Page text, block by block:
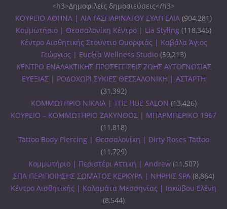
<h3>Δημοφιλείς δημοσιεύσεις</h3>
ΚΟΥΡΕΙΟ ΑΘΗΝΑ | ΛΙΑ ΓΑΣΠΑΡΙΝΑΤΟΥ ΕΥΑΓΓΕΛΙΑ (904,281)
Κομμωτήριο | Θεσσαλονίκη Κέντρο | Lia Styling (118,345)
Κέντρο Αισθητικής Στούντιο Ομορφιάς | Καβάλα Άγιος
Γεώργιος | Ευεξία Wellness Studio (59,213)
ΚΕΝΤΡΟ ΕΝΑΛΑΚΤΙΚΗΣ ΠΡΟΣΕΓΓΙΣΕΙΣ ΖΩΗΣ ΑΥΤΟΓΝΩΣΙΑΣ
ΕΥΕΞΙΑΣ | ΡΟΔΟΧΩΡΙ ΣΥΚΙΕΣ ΘΕΣΣΑΛΟΝΙΚΗ | ΑΣΤΑΡΤΗ
(31,392)
ΚΟΜΜΩΤΗΡΙΟ ΝΙΚΑΙΑ | THE HUE SALON (13,426)
ΚΟΥΡΕΙΟ – ΚΟΜΜΩΤΗΡΙΟ ΖΑΚΥΝΘΟΣ | ΜΠΑΡΜΠΕΡΙΚΟ 1967
(11,818)
Tattoo Body Piercing | Θεσσαλονίκη | Dirty Roses Tattoo
(11,729)
Κομμωτήριο | Περιστέρι Αττική | Andrew (11,507)
ΣΠΑ ΠΕΡΙΠΟΙΗΣΗΣ ΣΩΜΑΤΟΣ ΚΕΡΚΥΡΑ | ΝΗΡΗΙΣ SPA (8,864)
Κέντρο Αισθητικής | Καλαμάτα Μεσσηνίας | Ιακώβου Ελένη
(8,544)